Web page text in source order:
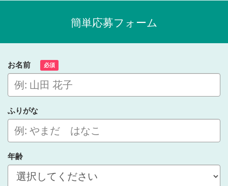
簡単応募フォーム
お名前 必須
ふりがな
年齢